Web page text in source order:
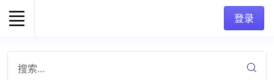
登录
搜索...